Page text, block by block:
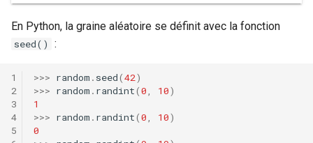
En Python, la graine aléatoire se définit avec la fonction
seed() :
>>> random . seed(42)
>>> random . randint(0, 10)
1
>>> random . randint(0, 10)
0